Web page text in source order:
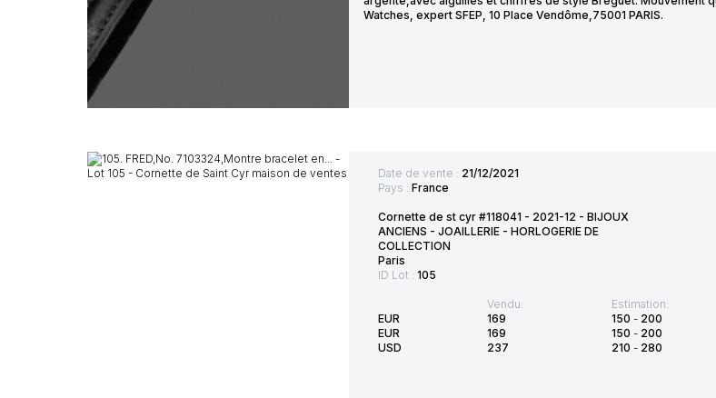
Watches, expert SFEP, 10 Place Vendôme,75001 PARIS.
Date de vente : 21/12/2021
Pays : France
Cornette de st cyr #118041 - 2021-12 - BIJOUX
ANCIENS - JOAILLERIE - HORLOGERIE DE
COLLECTION
Paris
ID Lot : 105
EUR
EUR
USD
Vendu:
169
169
237
Estimation:
150 - 200
150 - 200
210 - 280